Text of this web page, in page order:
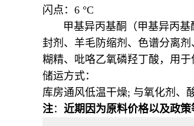
闪点： 6 °C
甲基异丙基酮（甲基异丙
封剂、羊毛防缩剂、色谱分离
糊精、吡咯乙氧磷羟丁酸，用
储运方式：
库房通风低温干燥; 与氧化剂、
注： 近期因为原料价格以及政